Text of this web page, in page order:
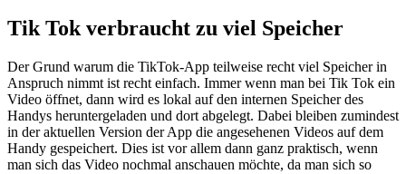
Tik Tok verbraucht zu viel Speicher
Der Grund warum die TikTok-App teilweise recht viel Speicher in
Anspruch nimmt ist recht einfach. Immer wenn man bei Tik Tok ein
Video öffnet, dann wird es lokal auf den internen Speicher des
Handys heruntergeladen und dort abgelegt. Dabei bleiben zumindest
in der aktuellen Version der App die angesehenen Videos auf dem
Handy gespeichert. Dies ist vor allem dann ganz praktisch, wenn
man sich das Video nochmal anschauen möchte, da man sich so